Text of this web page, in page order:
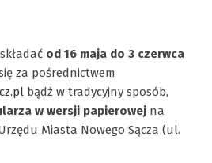
od 16 maja do 3 czerwca
za pośrednictwem
bądź w tradycyjny sposób,
w wersji papierowej na
Miasta Nowego Sącza (ul.